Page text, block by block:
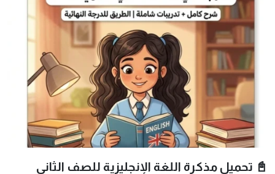
📓 تحميل مذكرة اللغة الإنجليزية للصف الثاني